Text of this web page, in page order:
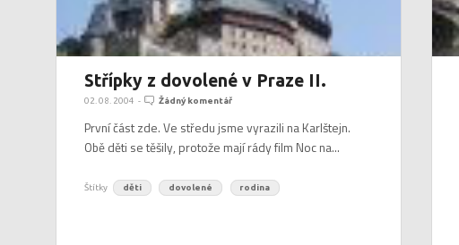
Střípky z dovolené v Praze II.
02. 08. 2004 - Žádný komentář
První část zde. Ve středu jsme vyrazili na Karlštejn.
Obě děti se těšily, protože mají rády film Noc na...
Štítky děti dovolené rodina